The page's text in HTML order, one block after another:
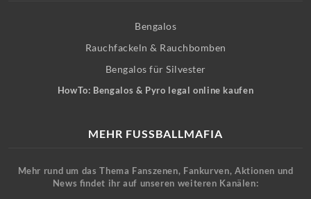
Bengalos
Rauchfackeln & Rauchbomben
Bengalos für Silvester
HowTo: Bengalos & Pyro legal online kaufen
MEHR FUSSBALLMAFIA
Mehr rund um das Thema Fanszenen, Fankurven, Aktionen und
News findet ihr auf unseren weiteren Kanälen: